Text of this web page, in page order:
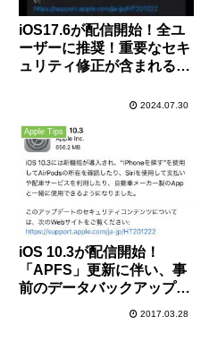
iOS17.6が配信開始！全ユ
ーザーに推奨！重要なセキ
ュリティ修正が含まれるの
2024.07.30
Apple Tips
iOS 10.3が配信開始！
「APFS」更新に伴い、事
前のデータバックアップは
2017.03.28